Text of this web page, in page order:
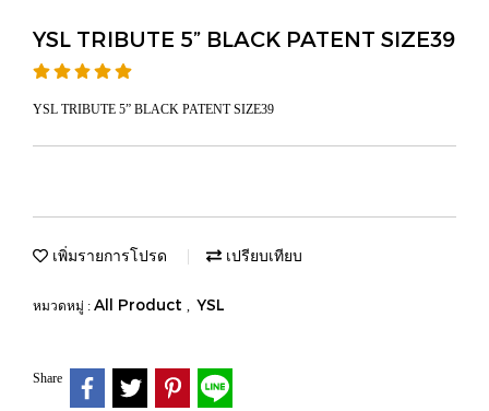
YSL TRIBUTE 5” BLACK PATENT SIZE39
YSL TRIBUTE 5” BLACK PATENT SIZE39
เพิ่มรายการโปรด เปรียบเทียบ
หมวดหมู่ : All Product , YSL
Share